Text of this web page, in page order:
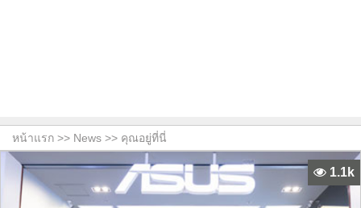
หน้าแรก >> News >> คุณอยู่ที่นี่
1.1k